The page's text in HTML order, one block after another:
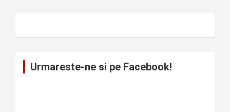
Urmareste-ne si pe Facebook!